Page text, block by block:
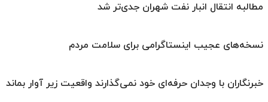
مطالبه انتقال انبار نفت شهران جدی‌تر شد
نسخه‌های عجیب اینستاگرامی برای سلامت مردم
خبرنگاران با وجدان حرفه‌ای خود نمی‌گذارند واقعیت زیر آوار بماند